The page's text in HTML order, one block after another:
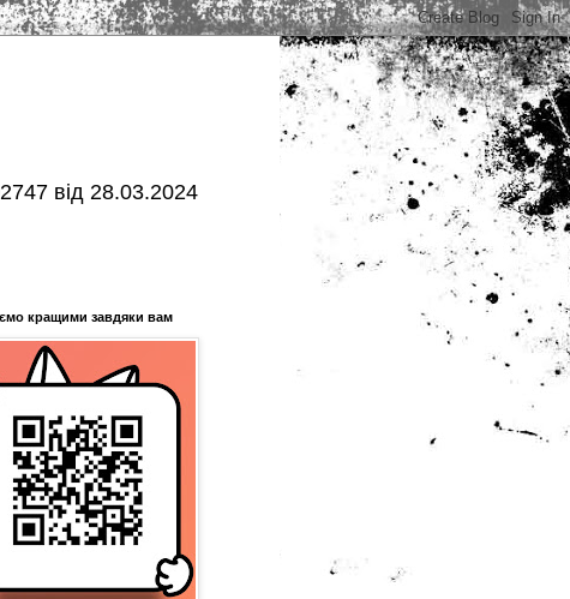
від 28.03.2024
кращими завдяки вам